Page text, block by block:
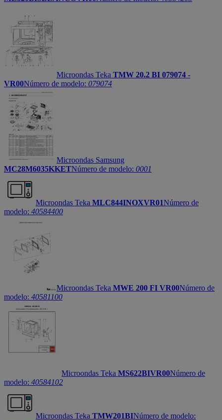
Microondas Teka TMW 20.2 BI 079074 -
VR00Número de modelo: 079074
Microondas Samsung
MC28M6035KKETNúmero de modelo: 0001
Microondas Teka MLC844INOXVR01Número de
modelo: 40584400
Microondas Teka MWE 200 FI VR00Número de
modelo: 40581100
Microondas Teka MS622BIVR00Número de
modelo: 40584102
Microondas Teka TMW201BINúmero de modelo: